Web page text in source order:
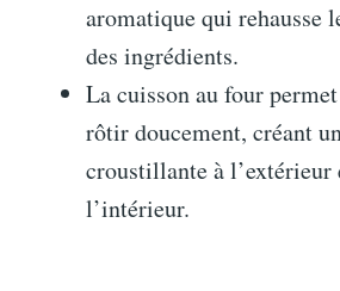
aromatique qui rehausse
des ingrédients.
La cuisson au four
rôtir doucement, créant
croustillante à l’extérieur
l’intérieur.